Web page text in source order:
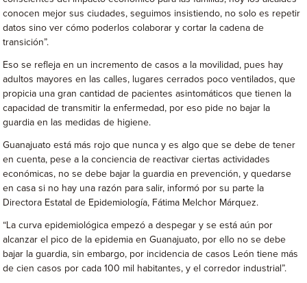
conocen mejor sus ciudades, seguimos insistiendo, no solo es repetir
datos sino ver cómo poderlos colaborar y cortar la cadena de
transición”.
Eso se refleja en un incremento de casos a la movilidad, pues hay
adultos mayores en las calles, lugares cerrados poco ventilados, que
propicia una gran cantidad de pacientes asintomáticos que tienen la
capacidad de transmitir la enfermedad, por eso pide no bajar la
guardia en las medidas de higiene.
Guanajuato está más rojo que nunca y es algo que se debe de tener
en cuenta, pese a la conciencia de reactivar ciertas actividades
económicas, no se debe bajar la guardia en prevención, y quedarse
en casa si no hay una razón para salir, informó por su parte la
Directora Estatal de Epidemiología, Fátima Melchor Márquez.
“La curva epidemiológica empezó a despegar y se está aún por
alcanzar el pico de la epidemia en Guanajuato, por ello no se debe
bajar la guardia, sin embargo, por incidencia de casos León tiene más
de cien casos por cada 100 mil habitantes, y el corredor industrial”.